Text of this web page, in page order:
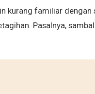
kurang familiar dengan
Pasalnya,